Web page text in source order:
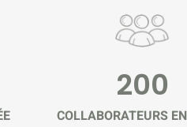
200
COLLABORATEURS